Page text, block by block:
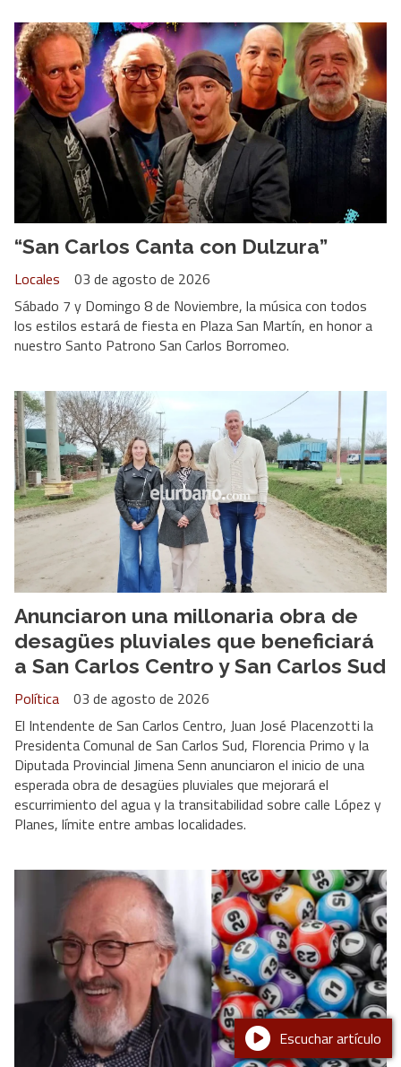
“San Carlos Canta con Dulzura”
Locales
03 de agosto de 2026
Sábado 7 y Domingo 8 de Noviembre, la música con todos
los estilos estará de fiesta en Plaza San Martín, en honor a
nuestro Santo Patrono San Carlos Borromeo.
Anunciaron una millonaria obra de
desagües pluviales que beneficiará
a San Carlos Centro y San Carlos Sud
Política
03 de agosto de 2026
El Intendente de San Carlos Centro, Juan José Placenzotti la
Presidenta Comunal de San Carlos Sud, Florencia Primo y la
Diputada Provincial Jimena Senn anunciaron el inicio de una
esperada obra de desagües pluviales que mejorará el
escurrimiento del agua y la transitabilidad sobre calle López y
Planes, límite entre ambas localidades.
Escuchar artículo